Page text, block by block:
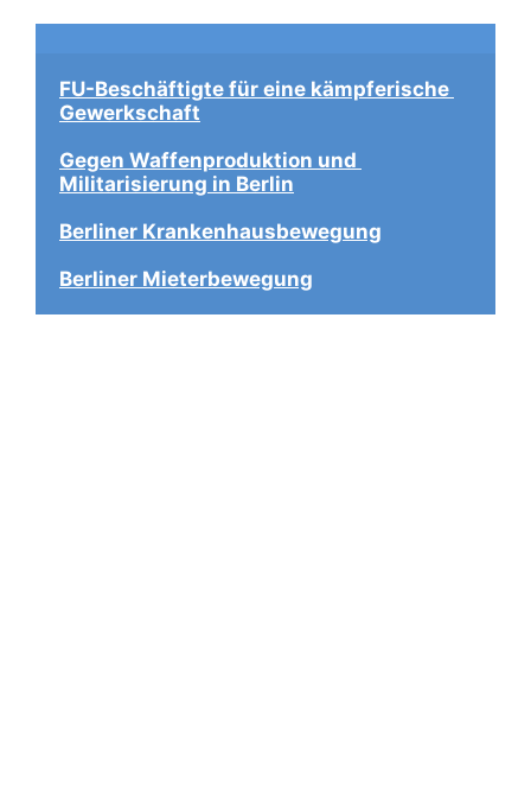
FU-Beschäftigte für eine kämpferische
Gewerkschaft
Gegen Waffenproduktion und
Militarisierung in Berlin
Berliner Krankenhausbewegung
Berliner Mieterbewegung